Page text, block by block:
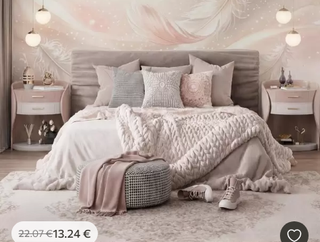
22.07€13.24€